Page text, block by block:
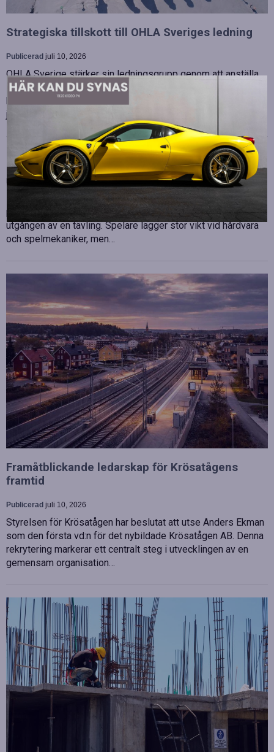
Strategiska tillskott till OHLA Sveriges ledning
Publicerad juli 10, 2026
OHLA Sverige stärker sin ledningsgrupp genom att anställa
Malin Bergman som HR-chef och María Vazquez som
biträdande ekonomichef. Båda började sina nya tjänster den 1
juni 2026 och kommer att…
Betydelsen av snabb internetanslutning för e-
sport
Publicerad juli 10, 2026
E-sport har utvecklats från att vara en hobby till en
professionell disciplin där varje millisekund kan avgöra
utgången av en tävling. Spelare lägger stor vikt vid hårdvara
och spelmekaniker, men…
Framåtblickande ledarskap för Krösatågens
framtid
Publicerad juli 10, 2026
Styrelsen för Krösatågen har beslutat att utse Anders Ekman
som den första vd:n för det nybildade Krösatågen AB. Denna
rekrytering markerar ett centralt steg i utvecklingen av en
gemensam organisation…